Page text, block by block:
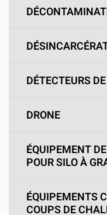
DÉTECTEURS
DRONE
ÉQUIPEMENT
POUR SILO À
ÉQUIPEMENTS
COUPS DE